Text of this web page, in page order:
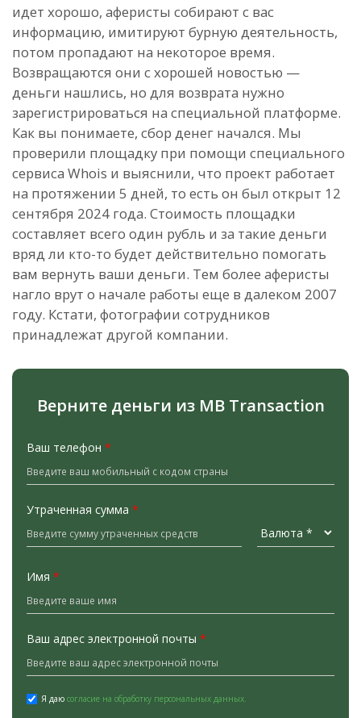
идет хорошо, аферисты собирают с вас
информацию, имитируют бурную деятельность,
потом пропадают на некоторое время.
Возвращаются они с хорошей новостью —
деньги нашлись, но для возврата нужно
зарегистрироваться на специальной платформе.
Как вы понимаете, сбор денег начался. Мы
проверили площадку при помощи специального
сервиса Whois и выяснили, что проект работает
на протяжении 5 дней, то есть он был открыт 12
сентября 2024 года. Стоимость площадки
составляет всего один рубль и за такие деньги
вряд ли кто-то будет действительно помогать
вам вернуть ваши деньги. Тем более аферисты
нагло врут о начале работы еще в далеком 2007
году. Кстати, фотографии сотрудников
принадлежат другой компании.
Верните деньги из MB Transaction
Ваш телефон *
Утраченная сумма *
Имя *
Ваш адрес электронной почты *
Я даю согласие на обработку персональных данных.